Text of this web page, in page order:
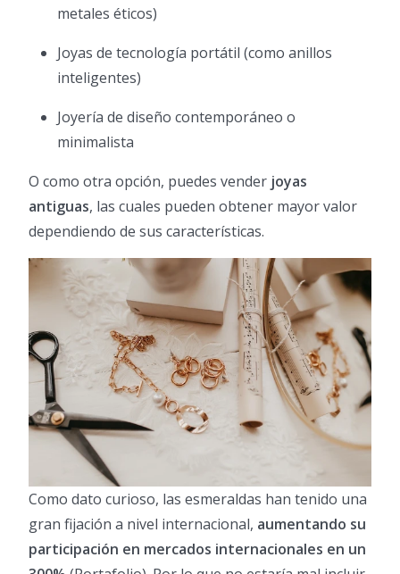
metales éticos)
Joyas de tecnología portátil (como anillos
inteligentes)
Joyería de diseño contemporáneo o
minimalista
O como otra opción, puedes vender joyas
antiguas, las cuales pueden obtener mayor valor
dependiendo de sus características.
Como dato curioso, las esmeraldas han tenido una
gran fijación a nivel internacional, aumentando su
participación en mercados internacionales en un